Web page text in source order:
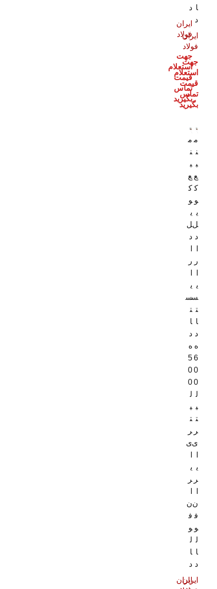
ا
د
ایران
فولاد
جهت
استعلام
قیمت
تماس
بگیرید
د
ایران
فولاد
جهت
استعلام
قیمت
تماس
بگیرید
م
ن
ب
ع
ک
و
ی
ل‌
د
ر
ی
س
ت
ا
د
ه
6
0
0
ل
ی
ت
ر
ی
ی
ر
ن
ف
و
ل
ا
د
ایران
م
ن
ب
ع
ک
و
ی
ل
د
ر
ی
س
ت
ا
د
ه
5
0
0
ل
ی
ت
ر
ی
ی
ر
ن
ف
و
ل
ا
د
ایران